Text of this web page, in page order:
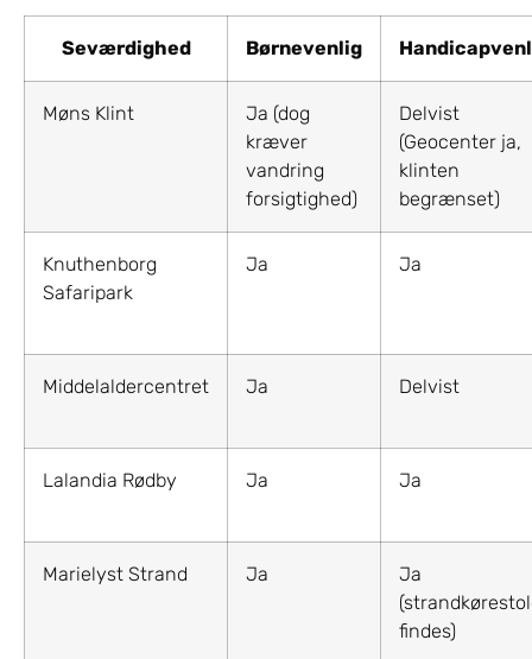
Seværdighed Børnevenlig
Møns Klint
Ja (dog
kræver
vandring
forsigtighed)
Delvist
(Geocenter ja,
klinten
begrænset)
Knuthenborg
Safaripark
Ja Ja
Middelaldercentret Ja Delvist
Lalandia Rødby Ja Ja
Marielyst Strand Ja
Ja
findes)